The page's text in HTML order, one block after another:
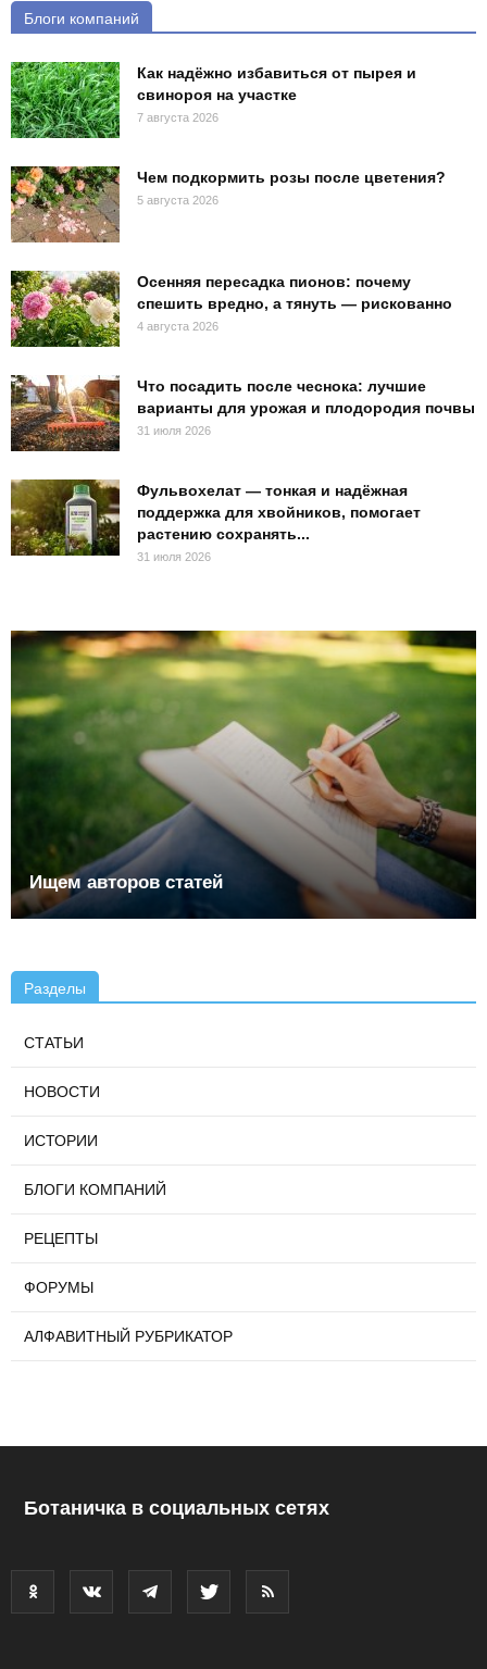
Блоги компаний
Как надёжно избавиться от пырея и
свинороя на участке
7 августа 2026
Чем подкормить розы после цветения?
5 августа 2026
Осенняя пересадка пионов: почему
спешить вредно, а тянуть — рискованно
4 августа 2026
Что посадить после чеснока: лучшие
варианты для урожая и плодородия почвы
31 июля 2026
Фульвохелат — тонкая и надёжная
поддержка для хвойников, помогает
растению сохранять...
31 июля 2026
Ищем авторов статей
Разделы
СТАТЬИ
НОВОСТИ
ИСТОРИИ
БЛОГИ КОМПАНИЙ
РЕЦЕПТЫ
ФОРУМЫ
АЛФАВИТНЫЙ РУБРИКАТОР
Ботаничка в социальных сетях